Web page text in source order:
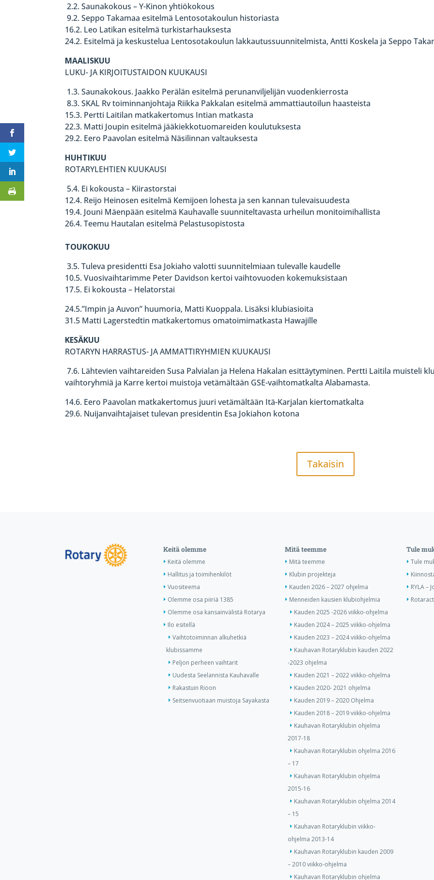
2.2. Saunakokous – Y-Kinon yhtiökokous
9.2. Seppo Takamaa esitelmä Lentosotakoulun historiasta
16.2. Leo Latikan esitelmä turkistarhauksesta
24.2. Esitelmä ja keskustelua Lentosotakoulun lakkautussuunnitelmista, Antti Koskela ja Seppo
MAALISKUU
LUKU- JA KIRJOITUSTAIDON KUUKAUSI
1.3. Saunakokous. Jaakko Perälän esitelmä perunanviljelijän vuodenkierrosta
8.3. SKAL Rv toiminnanjohtaja Riikka Pakkalan esitelmä ammattiautoilun haasteista
15.3. Pertti Laitilan matkakertomus Intian matkasta
22.3. Matti Joupin esitelmä jääkiekkotuomareiden koulutuksesta
29.2. Eero Paavolan esitelmä Näsilinnan valtauksesta
HUHTIKUU
ROTARYLEHTIEN KUUKAUSI
5.4. Ei kokousta – Kiirastorstai
12.4. Reijo Heinosen esitelmä Kemijoen lohesta ja sen kannan tulevaisuudesta
19.4. Jouni Mäenpään esitelmä Kauhavalle suunniteltavasta urheilun monitoimihallista
26.4. Teemu Hautalan esitelmä Pelastusopistosta
TOUKOKUU
3.5. Tuleva presidentti Esa Jokiaho valotti suunnitelmiaan tulevalle kaudelle
10.5. Vuosivaihtarimme Peter Davidson kertoi vaihtovuoden kokemuksistaan
17.5. Ei kokousta – Helatorstai
24.5.”Impin ja Auvon” huumoria, Matti Kuoppala. Lisäksi klubiasioita
31.5 Matti Lagerstedtin matkakertomus omatoimimatkasta Hawajille
KESÄKUU
ROTARYN HARRASTUS- JA AMMATTIRYHMIEN KUUKAUSI
7.6. Lähtevien vaihtareiden Susa Palvialan ja Helena Hakalan esittäytyminen. Pertti Laitila muisteli
vaihtoryhmiä ja Karre kertoi muistoja vetämältään GSE-vaihtomatkalta Alabamasta.
14.6. Eero Paavolan matkakertomus juuri vetämältään Itä-Karjalan kiertomatkalta
29.6. Nuijanvaihtajaiset tulevan presidentin Esa Jokiahon kotona
Takaisin
Keitä olemme
Keitä olemme
Hallitus ja toimihenkilöt
Vuositeema
Olemme osa piiriä 1385
Olemme osa kansainvälistä Rotarya
Ilo esitellä
Vaihtotoiminnan alkuhetkiä
klubissamme
Peljon perheen vaihtarit
Uudesta Seelannista Kauhavalle
Rakastuin Rioon
Seitsenvuotiaan muistoja Sayakasta
Mitä teemme
Mitä teemme
Klubin projekteja
Kauden 2026 – 2027 ohjelma
Menneiden kausien klubiohjelmia
Kauden 2025 -2026 viikko-ohjelma
Kauden 2024 – 2025 viikko-ohjelma
Kauden 2023 – 2024 viikko-ohjelma
Kauhavan Rotaryklubin kauden 2022
-2023 ohjelma
Kauden 2021 – 2022 viikko-ohjelma
Kauden 2020- 2021 ohjelma
Kauden 2019 – 2020 Ohjelma
Kauden 2018 – 2019 viikko-ohjelma
Kauhavan Rotaryklubin ohjelma
2017-18
Kauhavan Rotaryklubin ohjelma 2016
– 17
Kauhavan Rotaryklubin ohjelma
2015-16
Kauhavan Rotaryklubin ohjelma 2014
– 15
Kauhavan Rotaryklubin viikko-
ohjelma 2013-14
Kauhavan Rotaryklubin kauden 2009
– 2010 viikko-ohjelma
Kauhavan Rotaryklubin ohjelma
Tule
Tule
RYLA –